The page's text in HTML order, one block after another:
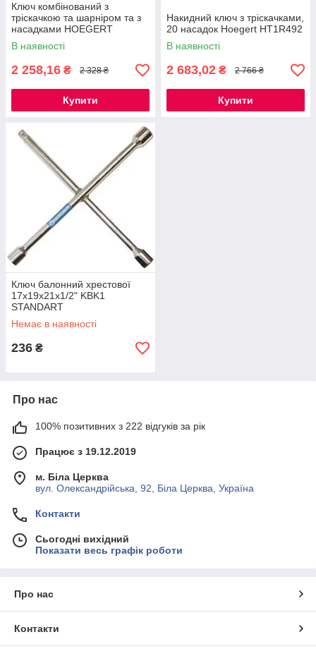
Ключ комбінований з
тріскачкою та шарніром та з
насадками HOEGERT
HT1R491
В наявності
2 258,16 ₴ 2 328 ₴
Купити
Накидний ключ з тріскачками,
20 насадок Hoegert HT1R492
В наявності
2 683,02 ₴ 2 766 ₴
Купити
Ключ балонний хрестової
17х19х21х1/2" KBK1
STANDART
Немає в наявності
236 ₴
Про нас
100% позитивних з 222 відгуків за рік
Працює з 19.12.2019
м. Біла Церква
вул. Олександрійська, 92, Біла Церква, Україна
Контакти
Сьогодні вихідний
Показати весь графік роботи
Про нас
Контакти